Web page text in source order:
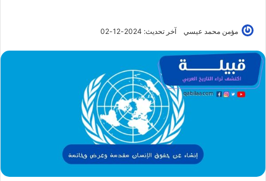
مؤمن محمد عيسي آخر تحديث: 2024-12-02